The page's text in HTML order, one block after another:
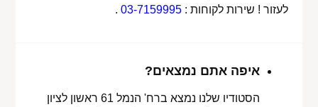
לעזור ! שירות לקוחות :03-7159995
.
איפה אתם נמצאים?
הסטודיו שלנו נמצא ברח' הנמל 61 ראשון לציון